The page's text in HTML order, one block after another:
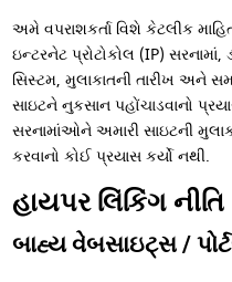
અમે વપરાશકર્તા વિશે કેટલીક
ઇન્ટરનેટ પ્રોટોકોલ (IP)
સિસ્ટમ, મુલાકાતની તારીખ અને
સાઇટને નુકસાન પહોંચાડવાનો
સરનામાંઓને અમારી સાઇટની
કરવાનો કોઈ પ્રયાસ કર્યો નથી.
હાયપર લિંકિંગ નીતિ
બાહ્ય વેબસાઇટ્સ /